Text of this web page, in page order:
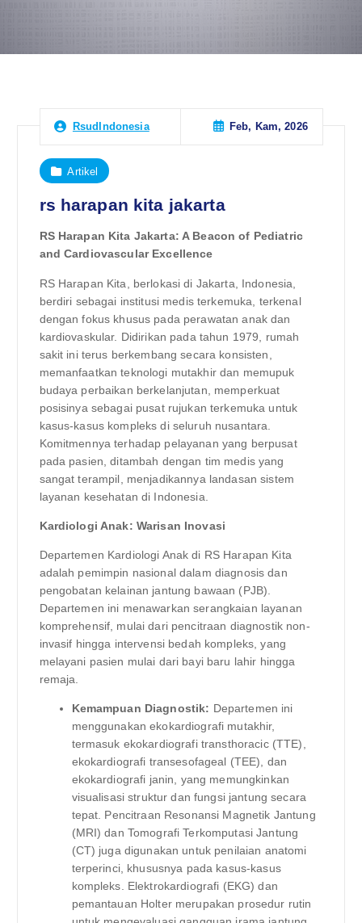
RsudIndonesia Feb, Kam, 2026
Artikel
rs harapan kita jakarta
RS Harapan Kita Jakarta: A Beacon of Pediatric
and Cardiovascular Excellence
RS Harapan Kita, berlokasi di Jakarta, Indonesia,
berdiri sebagai institusi medis terkemuka, terkenal
dengan fokus khusus pada perawatan anak dan
kardiovaskular. Didirikan pada tahun 1979, rumah
sakit ini terus berkembang secara konsisten,
memanfaatkan teknologi mutakhir dan memupuk
budaya perbaikan berkelanjutan, memperkuat
posisinya sebagai pusat rujukan terkemuka untuk
kasus-kasus kompleks di seluruh nusantara.
Komitmennya terhadap pelayanan yang berpusat
pada pasien, ditambah dengan tim medis yang
sangat terampil, menjadikannya landasan sistem
layanan kesehatan di Indonesia.
Kardiologi Anak: Warisan Inovasi
Departemen Kardiologi Anak di RS Harapan Kita
adalah pemimpin nasional dalam diagnosis dan
pengobatan kelainan jantung bawaan (PJB).
Departemen ini menawarkan serangkaian layanan
komprehensif, mulai dari pencitraan diagnostik non-
invasif hingga intervensi bedah kompleks, yang
melayani pasien mulai dari bayi baru lahir hingga
remaja.
Kemampuan Diagnostik: Departemen ini
menggunakan ekokardiografi mutakhir,
termasuk ekokardiografi transthoracic (TTE),
ekokardiografi transesofageal (TEE), dan
ekokardiografi janin, yang memungkinkan
visualisasi struktur dan fungsi jantung secara
tepat. Pencitraan Resonansi Magnetik Jantung
(MRI) dan Tomografi Terkomputasi Jantung
(CT) juga digunakan untuk penilaian anatomi
terperinci, khususnya pada kasus-kasus
kompleks. Elektrokardiografi (EKG) dan
pemantauan Holter merupakan prosedur rutin